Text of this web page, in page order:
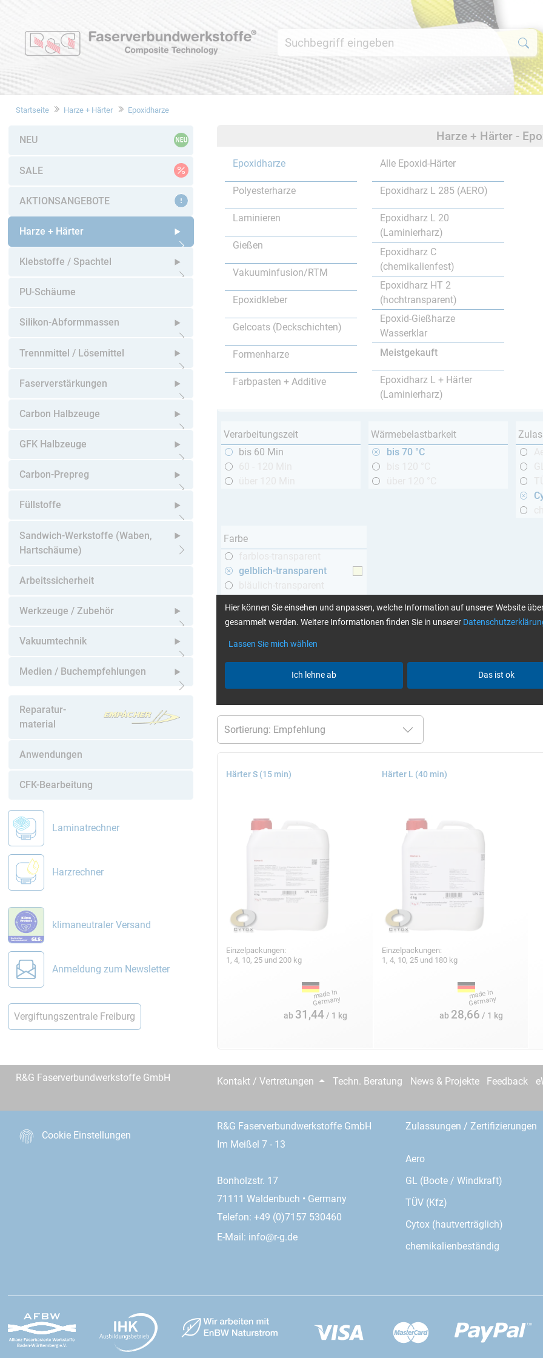
Startseite Harze + Härter Epoxidharze
NEU
SALE
AKTIONSANGEBOTE
Harze + Härter
Untermenü öffnen
Klebstoffe / Spachtel
Untermenü öffnen
PU-Schäume
Silikon-Abformmassen
Untermenü öffnen
Trennmittel / Lösemittel
Untermenü öffnen
Faserverstärkungen
Untermenü öffnen
Carbon Halbzeuge
Untermenü öffnen
GFK Halbzeuge
Untermenü öffnen
Carbon-Prepreg
Untermenü öffnen
Füllstoffe
Untermenü öffnen
Sandwich-Werkstoffe (Waben,
Hartschäume)
Untermenü öffnen
Arbeitssicherheit
Werkzeuge / Zubehör
Untermenü öffnen
Vakuumtechnik
Untermenü öffnen
Medien / Buchempfehlungen
Reparatur-
material
Anwendungen
CFK-Bearbeitung
Laminatrechner
Harzrechner
klimaneutraler Versand
Anmeldung zum Newsletter
Vergiftungszentrale Freiburg
Harze + Härter -
Epoxidharze
Polyesterharze
Laminieren
Gießen
Vakuuminfusion/RTM
Epoxidkleber
Gelcoats (Deckschichten)
Formenharze
Farbpasten + Additive
Alle Epoxid-Härter
Epoxidharz L 285 (AERO)
Epoxidharz L 20
(Laminierharz)
Epoxidharz C
(chemikalienfest)
Epoxidharz HT 2
(hochtransparent)
Epoxid-Gießharze
Wasserklar
Meistgekauft
Epoxidharz L + Härter
(Laminierharz)
Verarbeitungszeit
bis 60 Min
Wärmebelastbarkeit
bis 70 °C
Farbe
gelblich-transparent
Klebstoffe finden Sie hier
Härter S (15 min)
Einzelpackungen:
1, 4, 10, 25 und 200 kg
ab 31,44/ 1 kg
Härter L (40 min)
Einzelpackungen:
1, 4, 10, 25 und 180 kg
ab 28,66 / 1 kg
R&G Faserverbundwerkstoffe GmbH Kontakt / Vertretungen Techn. Beratung News & Projekte Feedback
Cookie Einstellungen
R&G Faserverbundwerkstoffe GmbH
Im Meißel 7 - 13
Bonholzstr. 17
71111 Waldenbuch • Germany
Telefon: +49 (0)7157 530460
E-Mail: info@r-g.de
Zulassungen / Zertifizierungen
Aero
GL (Boote / Windkraft)
TÜV (Kfz)
Cytox (hautverträglich)
chemikalienbeständig
Hier können Sie einsehen und anpassen, welche Information auf unserer Website
gesammelt werden. Weitere Informationen finden Sie in unserer
Lassen Sie mich wählen
Ich lehne ab Das ist ok